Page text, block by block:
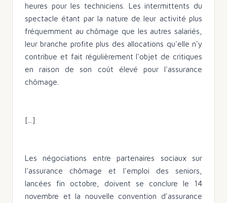
heures pour les techniciens. Les intermittents du
spectacle étant par la nature de leur activité plus
fréquemment au chômage que les autres salariés,
leur branche profite plus des allocations qu'elle n'y
contribue et fait régulièrement l'objet de critiques
en raison de son coût élevé pour l'assurance
chômage.
[...]
Les négociations entre partenaires sociaux sur
l'assurance chômage et l'emploi des seniors,
lancées fin octobre, doivent se conclure le 14
novembre et la nouvelle convention d'assurance